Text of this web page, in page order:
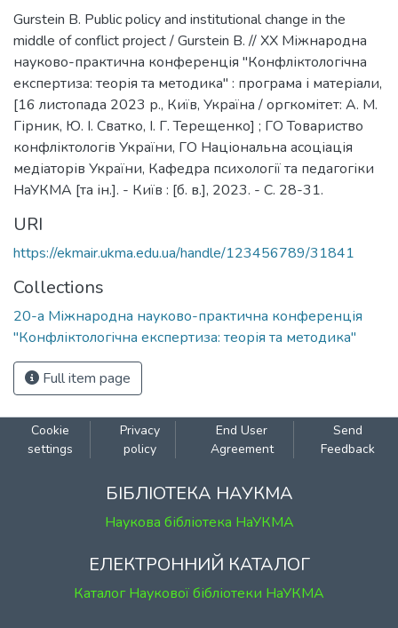
Gurstein B. Public policy and institutional change in the
middle of conflict project / Gurstein B. // ХХ Міжнародна
науково-практична конференція "Конфліктологічна
експертиза: теорія та методика" : програма і матеріали,
[16 листопада 2023 р., Київ, Україна / оргкомітет: А. М.
Гірник, Ю. І. Сватко, І. Г. Терещенко] ; ГО Товариство
конфліктологів України, ГО Національна асоціація
медіаторів України, Кафедра психології та педагогіки
НаУКМА [та ін.]. - Київ : [б. в.], 2023. - C. 28-31.
URI
https://ekmair.ukma.edu.ua/handle/123456789/31841
Collections
20-а Міжнародна науково-практична конференція
"Конфліктологічна експертиза: теорія та методика"
Full item page
Cookie
settings
Privacy
policy
End User
Agreement
Send
Feedback
БІБЛІОТЕКА НАУКМА
Наукова бібліотека НаУКМА
ЕЛЕКТРОННИЙ КАТАЛОГ
Каталог Наукової бібліотеки НаУКМА